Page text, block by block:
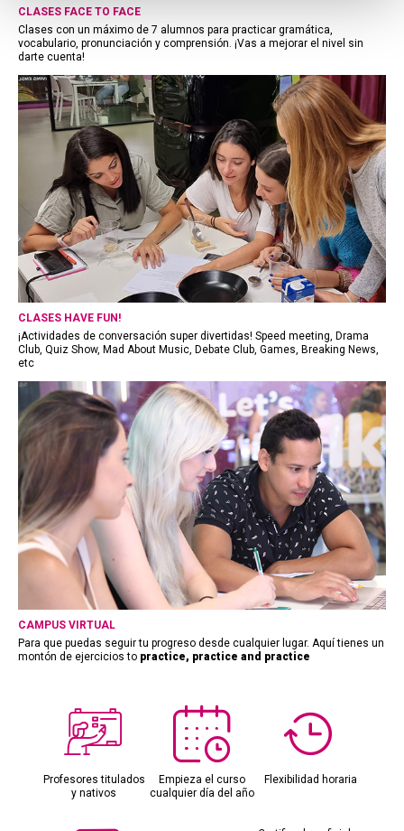
CLASES FACE TO FACE
Clases con un máximo de 7 alumnos para practicar gramática,
vocabulario, pronunciación y comprensión. ¡Vas a mejorar el nivel sin
darte cuenta!
CLASES HAVE FUN!
¡Actividades de conversación super divertidas! Speed meeting, Drama
Club, Quiz Show, Mad About Music, Debate Club, Games, Breaking News,
etc
CAMPUS VIRTUAL
Para que puedas seguir tu progreso desde cualquier lugar. Aquí tienes un
montón de ejercicios to practice, practice and practice
Profesores titulados
y nativos
Empieza el curso
cualquier día del año
Flexibilidad horaria